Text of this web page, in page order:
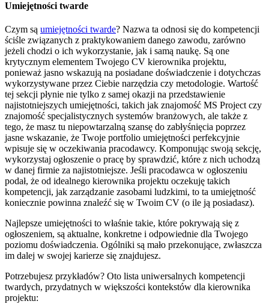
Umiejętności twarde
Czym są umiejętności twarde? Nazwa ta odnosi się do kompetencji
ściśle związanych z praktykowaniem danego zawodu, zarówno
jeżeli chodzi o ich wykorzystanie, jak i samą naukę. Są one
krytycznym elementem Twojego CV kierownika projektu,
ponieważ jasno wskazują na posiadane doświadczenie i dotychczas
wykorzystywane przez Ciebie narzędzia czy metodologie. Wartość
tej sekcji płynie nie tylko z samej okazji na przedstawienie
najistotniejszych umiejętności, takich jak znajomość MS Project czy
znajomość specjalistycznych systemów branżowych, ale także z
tego, że masz tu niepowtarzalną szansę do zabłyśnięcia poprzez
jasne wskazanie, że Twoje portfolio umiejętności perfekcyjnie
wpisuje się w oczekiwania pracodawcy. Komponując swoją sekcję,
wykorzystaj ogłoszenie o pracę by sprawdzić, które z nich uchodzą
w danej firmie za najistotniejsze. Jeśli pracodawca w ogłoszeniu
podał, że od idealnego kierownika projektu oczekuję takich
kompetencji, jak zarządzanie zasobami ludzkimi, to ta umiejętność
koniecznie powinna znaleźć się w Twoim CV (o ile ją posiadasz).
Najlepsze umiejętności to właśnie takie, które pokrywają się z
ogłoszeniem, są aktualne, konkretne i odpowiednie dla Twojego
poziomu doświadczenia. Ogólniki są mało przekonujące, zwłaszcza
im dalej w swojej karierze się znajdujesz.
Potrzebujesz przykładów? Oto lista uniwersalnych kompetencji
twardych, przydatnych w większości kontekstów dla kierownika
projektu: